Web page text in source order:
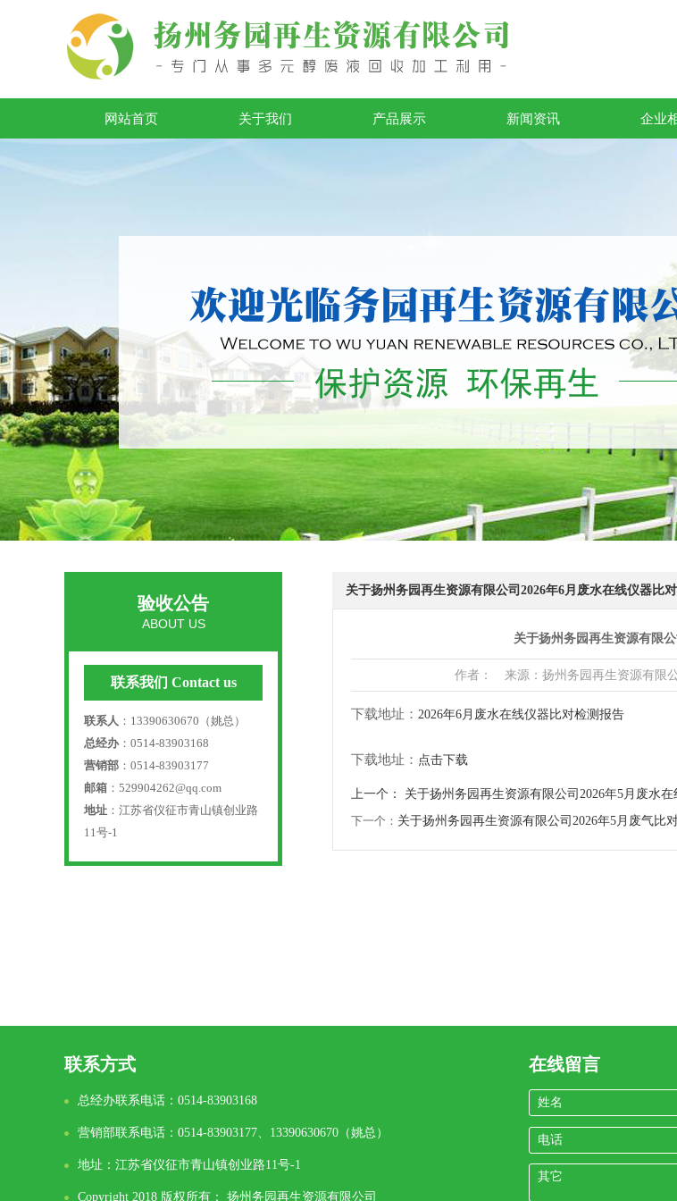
网站首页 关于我们 产品展示 新闻资讯 企业
验收公告
ABOUT US
联系我们 Contact us
联系人 ：13390630670（姚总）
总经办：0514-83903168
营销部 ：0514-83903177
邮箱 ：529904262@qq.com
地址 ：江苏省仪征市青山镇创业路
11号-1
关于扬州务园再生资源有限公司2026年6月废水在线仪器比
关于扬州务园再生资源有限
作者： 来源：扬州务园再生资源有限
下载地址： 2026年6月废水在线仪器比对检测报告
下载地址： 点击下载
上一个： 关于扬州务园再生资源有限公司2026年5月废水
下一个： 关于扬州务园再生资源有限公司2026年5月废气比
联系方式
总经办联系电话：0514-83903168
营销部联系电话：0514-83903177、13390630670（姚总）
地址：江苏省仪征市青山镇创业路11号-1
Copyright 2018 版权所有： 扬州务园再生资源有限公司
在线留言
姓名
电话
其它